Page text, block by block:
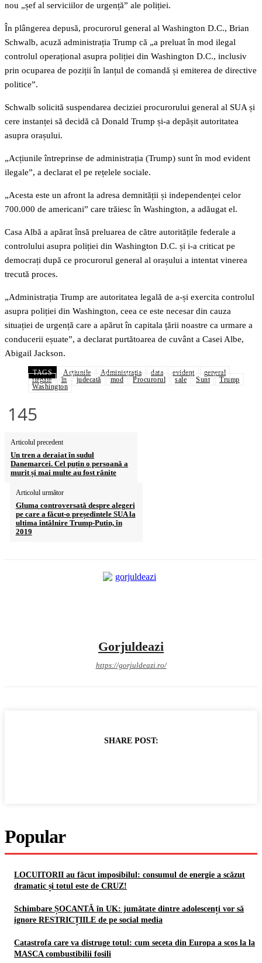
nou „șef al serviciilor de urgență” ale poliției.
În plângerea depusă, procurorul general al Washington D.C., Brian
Schwalb, acuză administrația Trump că „a preluat în mod ilegal
controlul operațional asupra poliției din Washington D.C., inclusiv
prin ocuparea de poziții în lanțul de comandă și emiterea de directive
politice”.
Schwalb solicită suspendarea deciziei procurorului general al SUA și
cere instanței să decidă că Donald Trump și-a depășit autoritatea
asupra orașului.
„Acțiunile întreprinse de administrația (Trump) sunt în mod evident
ilegale”, a declarat el pe rețelele sociale.
„Acesta este un afront la adresa demnității și independenței celor
700.000 de americani” care trăiesc în Washington, a adăugat el.
Casa Albă a apărat însă preluarea de către autoritățile federale a
controlului asupra poliției din Washington D.C. și i-a criticat pe
democrați după ce procurorul general al orașului a intentat vinerea
trecută proces.
„Administrația Trump are autoritatea legală de a-și exercita controlul
asupra poliției din Washington, ceea ce este necesar din cauza
situației de urgență care a apărut în capitala țării noastre ca urmare a
conducerii eșuate”, a declarat purtătoarea de cuvânt a Casei Albe,
Abigail Jackson.
TAGS Acţiunile Administraţia data evident
general
ilegale
în judecată mod Procurorul sale Sunt
Trump
Washington
145
Articolul precedent
Un tren a deraiat în sudul
Danemarcei. Cel puțin o persoană a
murit și mai multe au fost rănite
Articolul următor
Gluma controversată despre alegeri
pe care a făcut-o președintele SUA la
ultima întâlnire Trump-Putin, în
2019
Gorjuldeazi
https://gorjuldeazi.ro/
SHARE POST:
Popular
LOCUITORII au făcut imposibilul: consumul de energie a scăzut
dramatic și totul este de CRUZ!
Schimbare ȘOCANTĂ în UK: jumătate dintre adolescenți vor să
ignore RESTRICȚIILE de pe social media
Catastrofa care va distruge totul: cum seceta din Europa a scos la la
MASCA combustibilii fosili